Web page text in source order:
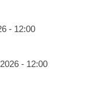
- 12:00
- 12:00